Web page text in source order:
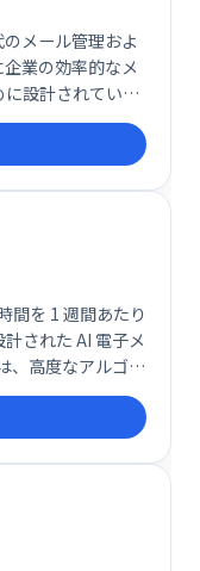
メール管理およ
業の効率的なメ
設計されていま
ルの分類、返信提
トレイ管理の生
間を 1 週間あたり
された AI 電子メ
、高度なアルゴリ
電子メールを重
類します。これ
する時間を減ら
外のあらゆるこ